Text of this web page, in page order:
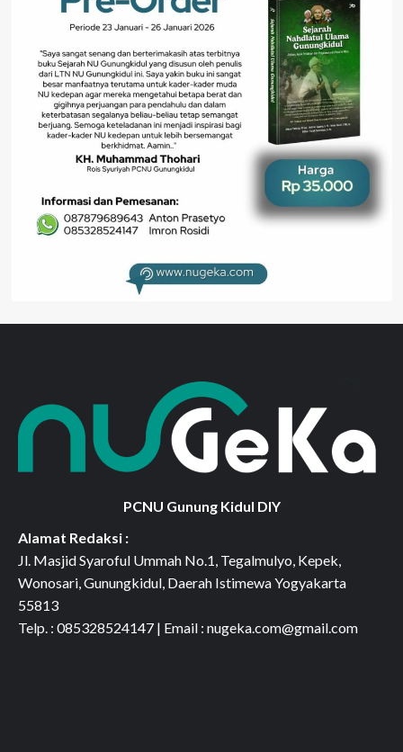
PCNU Gunung Kidul DIY
Alamat Redaksi :
Jl. Masjid Syaroful Ummah No.1, Tegalmulyo, Kepek,
Wonosari, Gunungkidul, Daerah Istimewa Yogyakarta
55813
Telp. : 085328524147 | Email : nugeka.com@gmail.com